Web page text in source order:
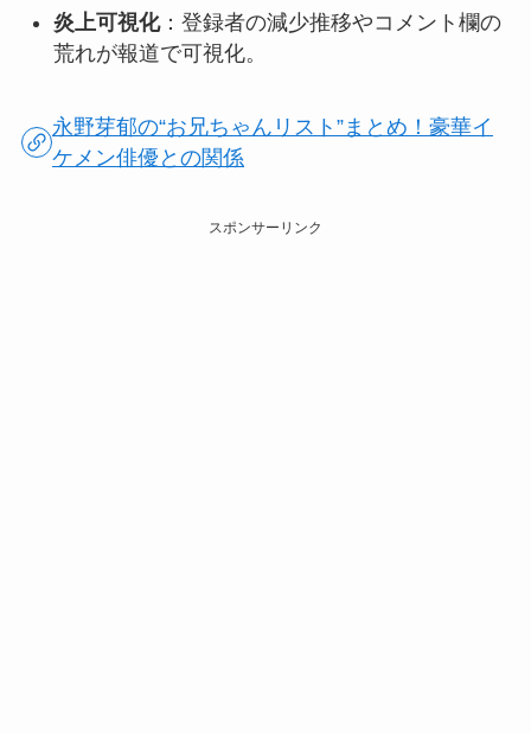
炎上可視化：登録者の減少推移やコメント欄の
荒れが報道で可視化。
永野芽郁の“お兄ちゃんリスト”まとめ！豪華イ
ケメン俳優との関係
スポンサーリンク